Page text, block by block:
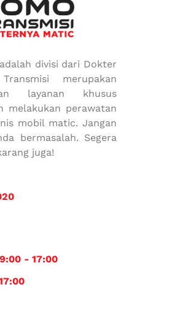
divisi dari Dokter
merupakan
layanan khusus
melakukan perawatan
mobil matic. Jangan
bermasalah. Segera
juga!
- 17:00